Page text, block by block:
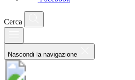
Cerca
Nascondi la navigazione